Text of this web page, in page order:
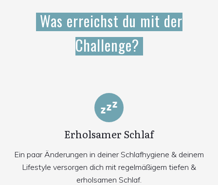
Was erreichst du mit der
Challenge?
Erholsamer Schlaf
Ein paar Änderungen in deiner Schlafhygiene & deinem
Lifestyle versorgen dich mit regelmäßigem tiefen &
erholsamen Schlaf.